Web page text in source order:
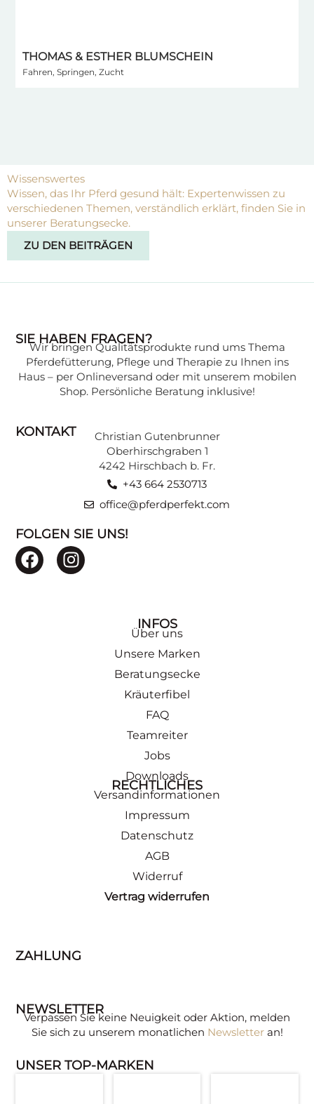
THOMAS & ESTHER BLUMSCHEIN
Fahren, Springen, Zucht
Wissenswertes
Wissen, das Ihr Pferd gesund hält: Expertenwissen zu
verschiedenen Themen, verständlich erklärt, finden Sie in
unserer Beratungsecke.
ZU DEN BEITRÄGEN
SIE HABEN FRAGEN?
Wir bringen Qualitätsprodukte rund ums Thema
Pferdefütterung, Pflege und Therapie zu Ihnen ins
Haus – per Onlineversand oder mit unserem mobilen
Shop. Persönliche Beratung inklusive!
KONTAKT
Christian Gutenbrunner
Oberhirschgraben 1
4242 Hirschbach b. Fr.
+43 664 2530713
office@pferdperfekt.com
FOLGEN SIE UNS!
INFOS
Über uns
Unsere Marken
Beratungsecke
Kräuterfibel
FAQ
Teamreiter
Jobs
Downloads
RECHTLICHES
Versandinformationen
Impressum
Datenschutz
AGB
Widerruf
Vertrag widerrufen
ZAHLUNG
NEWSLETTER
Verpassen Sie keine Neuigkeit oder Aktion, melden
Sie sich zu unserem monatlichen Newsletteran!
UNSER TOP-MARKEN